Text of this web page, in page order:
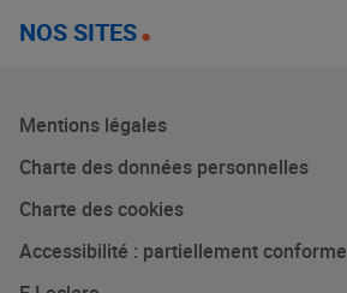
NOS SITES
Mentions légales
Charte des données personnelles
Charte des cookies
Accessibilité : partiellement conforme